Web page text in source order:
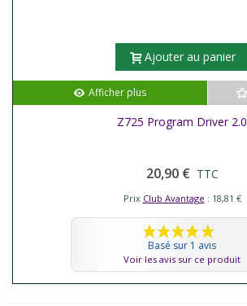
Ajouter au panier
Afficher plus
Z725 Program Driver 2.0
20,90 € TTC
Prix Club Avantage : 18,81 €
Basé sur 1 avis
Voir les avis sur ce produit